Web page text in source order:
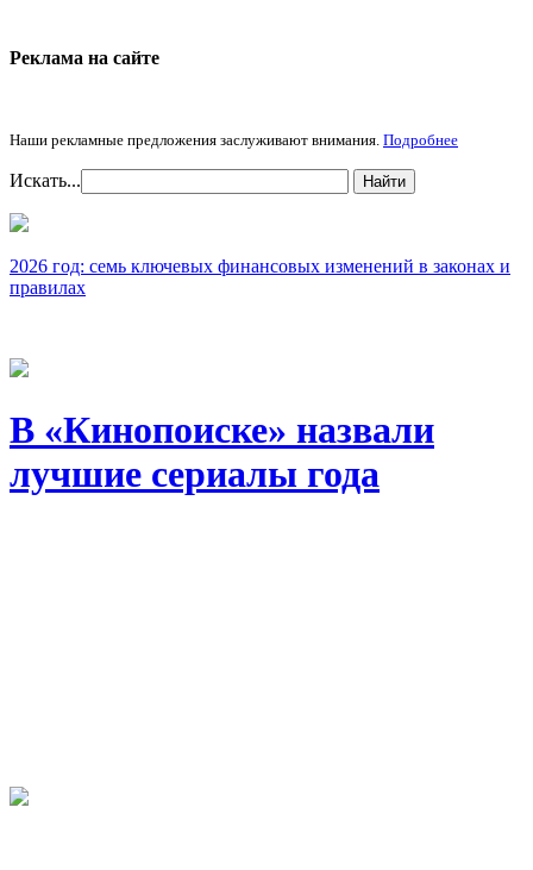
Реклама на cайте
Наши рекламные предложения заслуживают внимания. Подробнее
Искать... Найти
2026 год: семь ключевых финансовых изменений в законах и
правилах
В «Кинопоиске» назвали
лучшие сериалы года